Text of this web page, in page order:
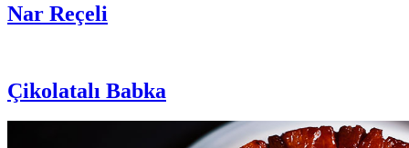
Nar Reçeli
Çikolatalı Babka